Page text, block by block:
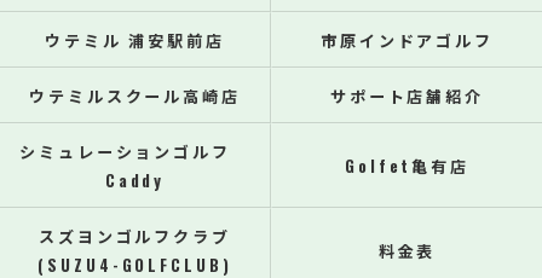
ウテミル 浦安駅前店 市原インドアゴルフ
ウテミルスクール高崎店 サポート店舗紹介
シミュレーションゴルフ
Caddy
Golfet亀有店
スズヨンゴルフクラブ
(SUZU4-GOLFCLUB)
料金表